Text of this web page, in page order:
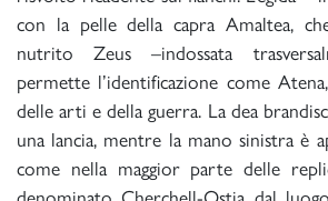
con la pelle della capra Amaltea,
nutrito Zeus –indossata
permette l’identificazione come
delle arti e della guerra. La dea
una lancia, mentre la mano sinistra è
come nella maggior parte delle